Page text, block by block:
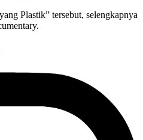
Plastik” tersebut, selengkapnya